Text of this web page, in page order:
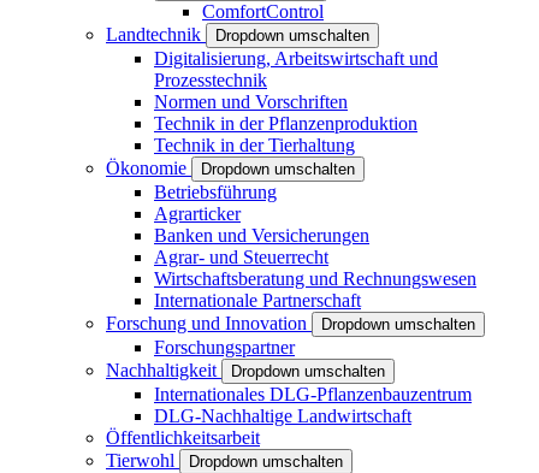
ComfortControl
Landtechnik
Dropdown umschalten
Digitalisierung, Arbeitswirtschaft und
Prozesstechnik
Normen und Vorschriften
Technik in der Pflanzenproduktion
Technik in der Tierhaltung
Ökonomie
Dropdown umschalten
Betriebsführung
Agrarticker
Banken und Versicherungen
Agrar- und Steuerrecht
Wirtschaftsberatung und Rechnungswesen
Internationale Partnerschaft
Forschung und Innovation
Dropdown umschalten
Forschungspartner
Nachhaltigkeit
Dropdown umschalten
Internationales DLG-Pflanzenbauzentrum
DLG-Nachhaltige Landwirtschaft
Öffentlichkeitsarbeit
Tierwohl
Dropdown umschalten